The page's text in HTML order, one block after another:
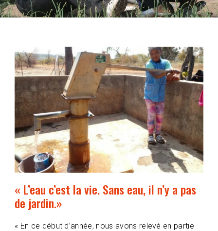
« L’eau c’est la vie. Sans eau, il n’y a pas
de jardin.»
« En ce début d’année, nous avons relevé en partie